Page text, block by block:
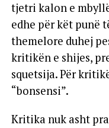
tjetri kalon e
edhe për kët punë
themelore duhej
kritikën e shijes,
squetsija. Për
“bonsensi”.
Kritika nuk asht